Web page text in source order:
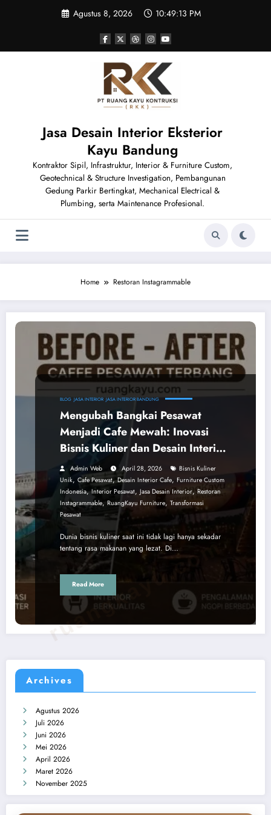
Agustus 8, 2026 10:49:13 PM
Jasa Desain Interior Eksterior
Kayu Bandung
Kontraktor Sipil, Infrastruktur, Interior & Furniture Custom,
Geotechnical & Structure Investigation, Pembangunan
Gedung Parkir Bertingkat, Mechanical Electrical &
Plumbing, serta Maintenance Profesional.
Home Restoran Instagrammable
BLOG JASA INTERIOR JASA INTERIOR BANDUNG
Mengubah Bangkai Pesawat
Menjadi Cafe Mewah: Inovasi
Bisnis Kuliner dan Desain Interior
dari RuangKayu
Admin Web April 28, 2026
Bisnis Kuliner
Unik, Cafe Pesawat,Desain Interior Cafe, Furniture Custom
Indonesia,Interior Pesawat, Jasa Desain Interior, Restoran
Instagrammable, RuangKayu Furniture, Transformasi
Pesawat
Dunia bisnis kuliner saat ini tidak lagi hanya sekadar
tentang rasa makanan yang lezat. Di…
Read More
Archives
Agustus 2026
Juli 2026
Juni 2026
Mei 2026
April 2026
Maret 2026
November 2025
ruangkayu.com